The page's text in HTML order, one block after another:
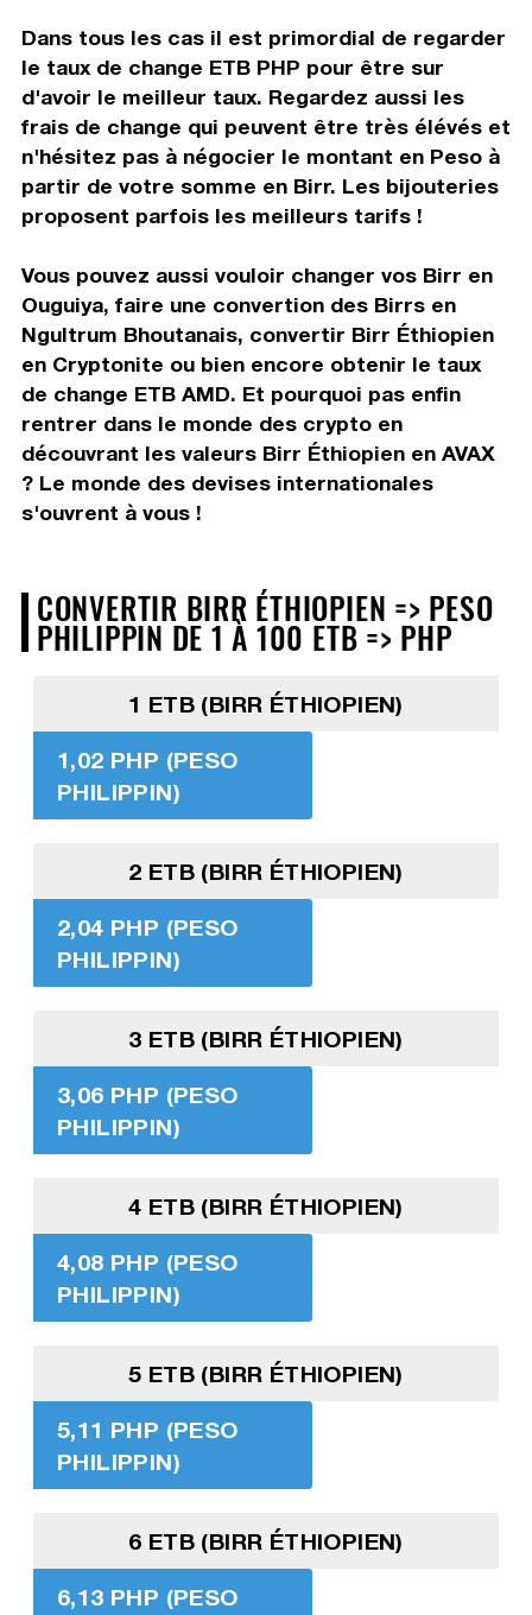
Dans tous les cas il est primordial de regarder
le taux de change ETB PHP pour être sur
d'avoir le meilleur taux. Regardez aussi les
frais de change qui peuvent être très élévés et
n'hésitez pas à négocier le montant en Peso à
partir de votre somme en Birr. Les bijouteries
proposent parfois les meilleurs tarifs !
Vous pouvez aussi vouloir changer vos Birr en
Ouguiya, faire une convertion des Birrs en
Ngultrum Bhoutanais, convertir Birr Éthiopien
en Cryptonite ou bien encore obtenir le taux
de change ETB AMD. Et pourquoi pas enfin
rentrer dans le monde des crypto en
découvrant les valeurs Birr Éthiopien en AVAX
? Le monde des devises internationales
s'ouvrent à vous !
CONVERTIR BIRR ÉTHIOPIEN => PESO
PHILIPPIN DE 1 À 100 ETB => PHP
1 ETB (BIRR ÉTHIOPIEN)
1,02 PHP (PESO
PHILIPPIN)
2 ETB (BIRR ÉTHIOPIEN)
2,04 PHP (PESO
PHILIPPIN)
3 ETB (BIRR ÉTHIOPIEN)
3,06 PHP (PESO
PHILIPPIN)
4 ETB (BIRR ÉTHIOPIEN)
4,08 PHP (PESO
PHILIPPIN)
5 ETB (BIRR ÉTHIOPIEN)
5,11 PHP (PESO
PHILIPPIN)
6 ETB (BIRR ÉTHIOPIEN)
6,13 PHP (PESO